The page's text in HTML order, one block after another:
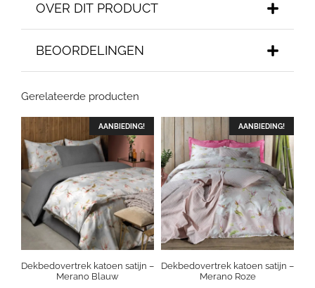
OVER DIT PRODUCT
BEOORDELINGEN
Gerelateerde producten
AANBIEDING!
Dekbedovertrek katoen satijn –
Merano Blauw
AANBIEDING!
Dekbedovertrek katoen satijn –
Merano Roze